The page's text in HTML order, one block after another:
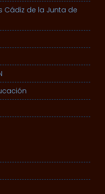
Cádiz de la Junta de